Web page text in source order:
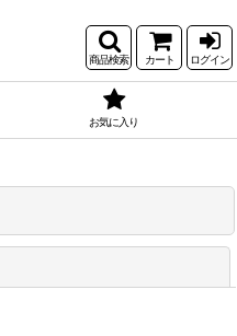
商品検索 カート ログイン
お気に入り